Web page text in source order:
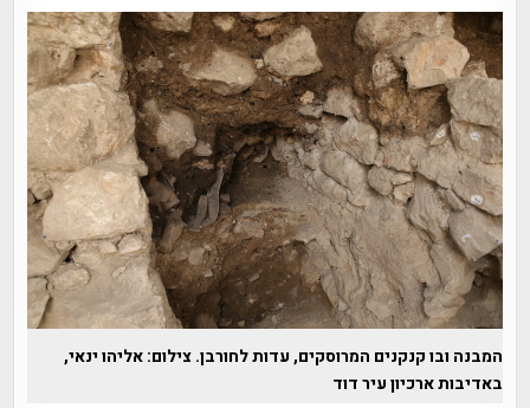
המבנה ובו קנקנים המרוסקים, עדות לחורבן. צילום: אליהו ינאי,
באדיבות ארכיון עיר דוד